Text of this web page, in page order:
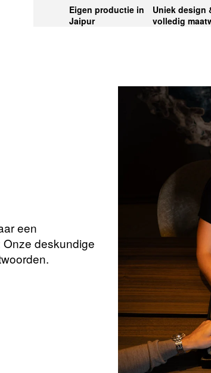
Eigen productie in
Jaipur
Uniek design
volledig
een
deskundige